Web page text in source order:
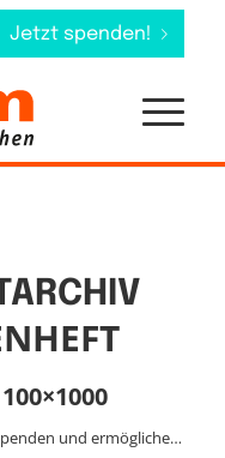
Jetzt spenden!
und ermögliche…